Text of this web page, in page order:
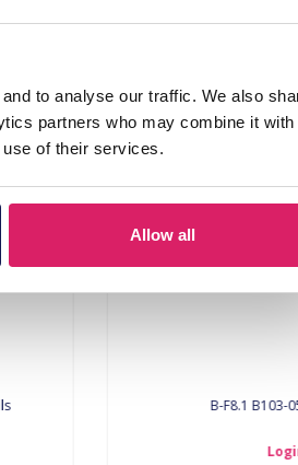
to analyse our traffic. We also
partners who may combine it with
use of their services.
Allow all
B-F8.1